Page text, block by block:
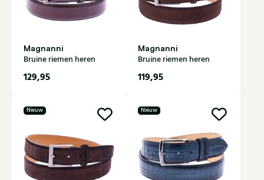
Magnanni
Bruine riemen heren
129,95
Magnanni
Bruine riemen heren
119,95
Nieuw Nieuw